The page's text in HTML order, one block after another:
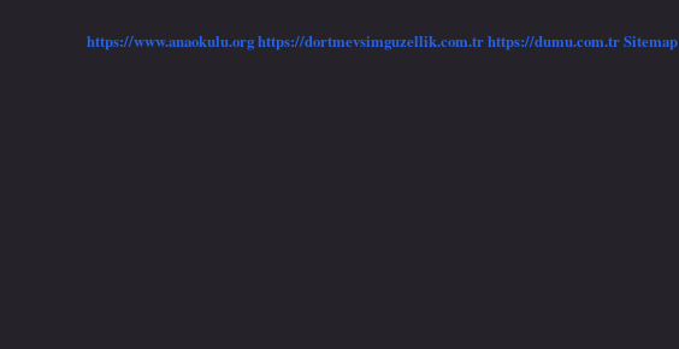
https://www.anaokulu.orghttps://dortmevsimguzellik.com.trhttps://dumu.com.trSitemap